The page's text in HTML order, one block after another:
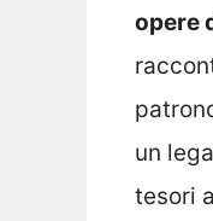
opere
un
tesori